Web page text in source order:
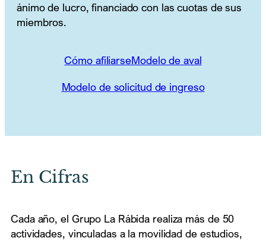
ánimo de lucro, financiado con las cuotas de sus
miembros.
Cómo afiliarseModelo de aval
Modelo de solicitud de ingreso
En Cifras
Cada año, el Grupo La Rábida realiza más de 50
actividades, vinculadas a la movilidad de estudios,